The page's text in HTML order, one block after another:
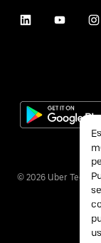
© 2026 Uber